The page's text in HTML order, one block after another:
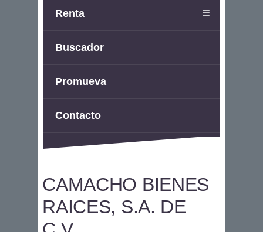
Renta
Buscador
Promueva
Contacto
CAMACHO BIENES
RAICES, S.A. DE